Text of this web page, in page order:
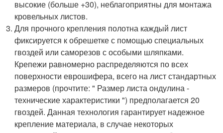
высокие (больше +30), неблагоприятны для монтажа
кровельных листов.
Для прочного крепления полотна каждый лист
фиксируется к обрешетке с помощью специальных
гвоздей или саморезов с особыми шляпками.
Крепежи равномерно распределяются по всех
поверхности еврошифера, всего на лист стандартных
размеров (прочтите: " Размер листа ондулина -
технические характеристики ") предполагается 20
гвоздей. Данная технология гарантирует надежное
крепление материала, в случае некоторых